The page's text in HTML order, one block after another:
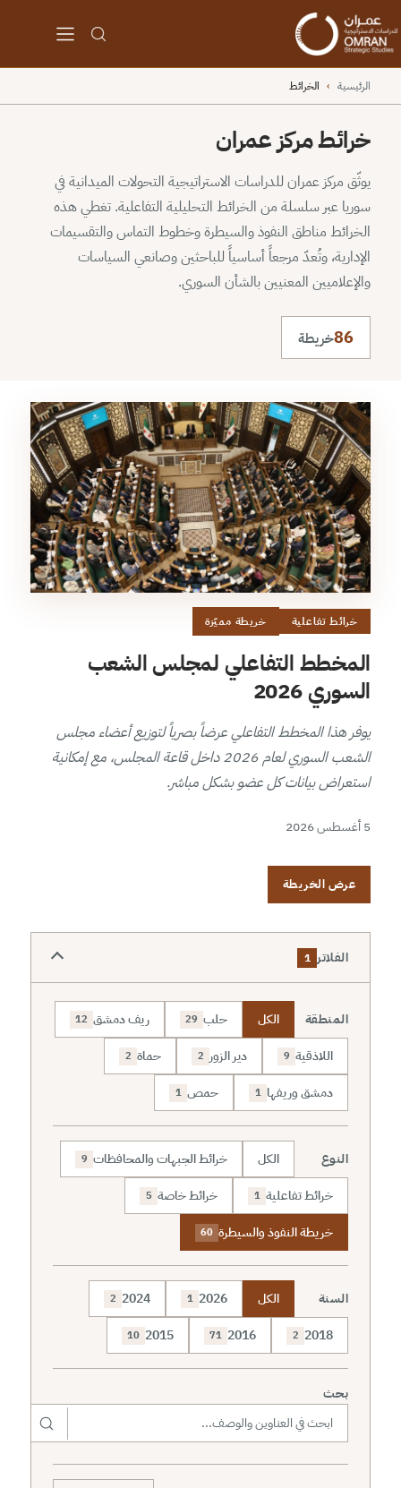
الرئيسية › الخرائط
خرائط مركز عمران
يوثّق مركز عمران للدراسات الاستراتيجية التحولات الميدانية في
سوريا عبر سلسلة من الخرائط التحليلية التفاعلية. تغطي هذه
الخرائط مناطق النفوذ والسيطرة وخطوط التماس والتقسيمات
الإدارية، وتُعدّ مرجعاً أساسياً للباحثين وصانعي السياسات
والإعلاميين المعنيين بالشأن السوري.
86خريطة
خرائط تفاعلية خريطة مميّزة
المخطط التفاعلي لمجلس الشعب
السوري 2026
يوفر هذا المخطط التفاعلي عرضاً بصرياً لتوزيع أعضاء مجلس
الشعب السوري لعام 2026 داخل قاعة المجلس، مع إمكانية
استعراض بيانات كل عضو بشكل مباشر.
5 أغسطس 2026
عرض الخريطة
الفلاتر 1
المنطقة الكل حلب 29 ريف دمشق 12
اللاذقية 9 دير الزور 2 حماة 2
دمشق وريفها 1 حمص 1
النوع الكل خرائط الجبهات والمحافظات 9
خرائط تفاعلية 1 خرائط خاصة 5
خريطة النفوذ والسيطرة 60
السنة الكل 2026
1
2024
2
2018
2
2016
71
2015
10
بحث